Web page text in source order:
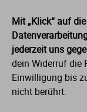
Mit „Klick“ auf
jederzeit uns
dein Widerruf die
Einwilligung bis
nicht berührt.